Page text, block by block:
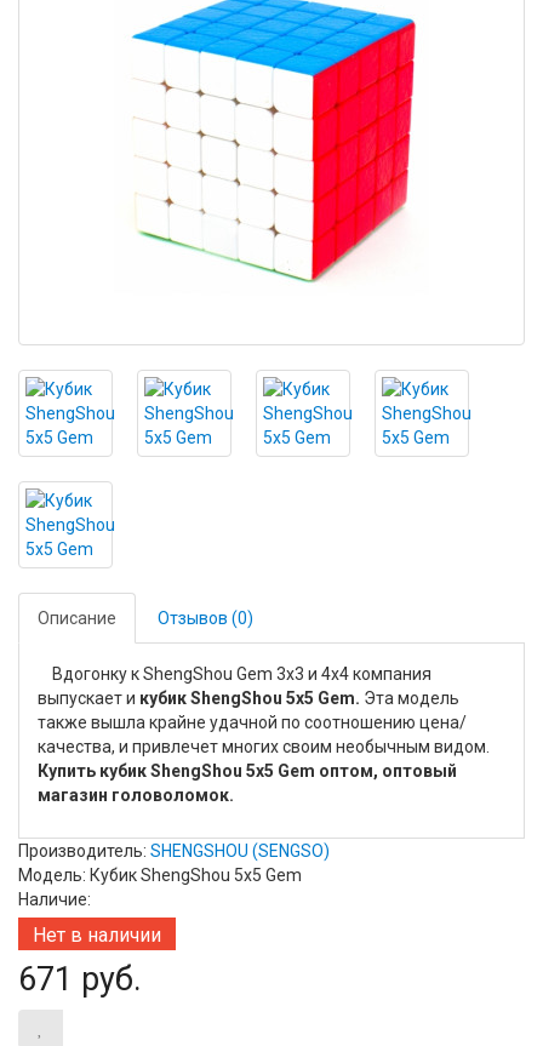
Описание Отзывов (0)
Вдогонку к ShengShou Gem 3х3 и 4х4 компания
выпускает и кубик ShengShou 5x5 Gem. Эта модель
также вышла крайне удачной по соотношению цена/
качества, и привлечет многих своим необычным видом.
Купить кубик ShengShou 5x5 Gem оптом, оптовый
магазин головоломок.
Производитель: SHENGSHOU (SENGSO)
Модель: Кубик ShengShou 5x5 Gem
Наличие:
Нет в наличии
671 руб.